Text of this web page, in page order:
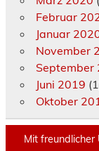
Februar
Januar
November
September
Juni 2019
Oktober
Mit freundlicher